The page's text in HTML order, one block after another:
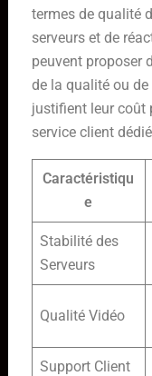
termes de qualité
serveurs et de
peuvent proposer
de la qualité ou de
justifient leur coût
service client
Caractéristiqu
e
Stabilité des
Serveurs
Qualité Vidéo
Support Client